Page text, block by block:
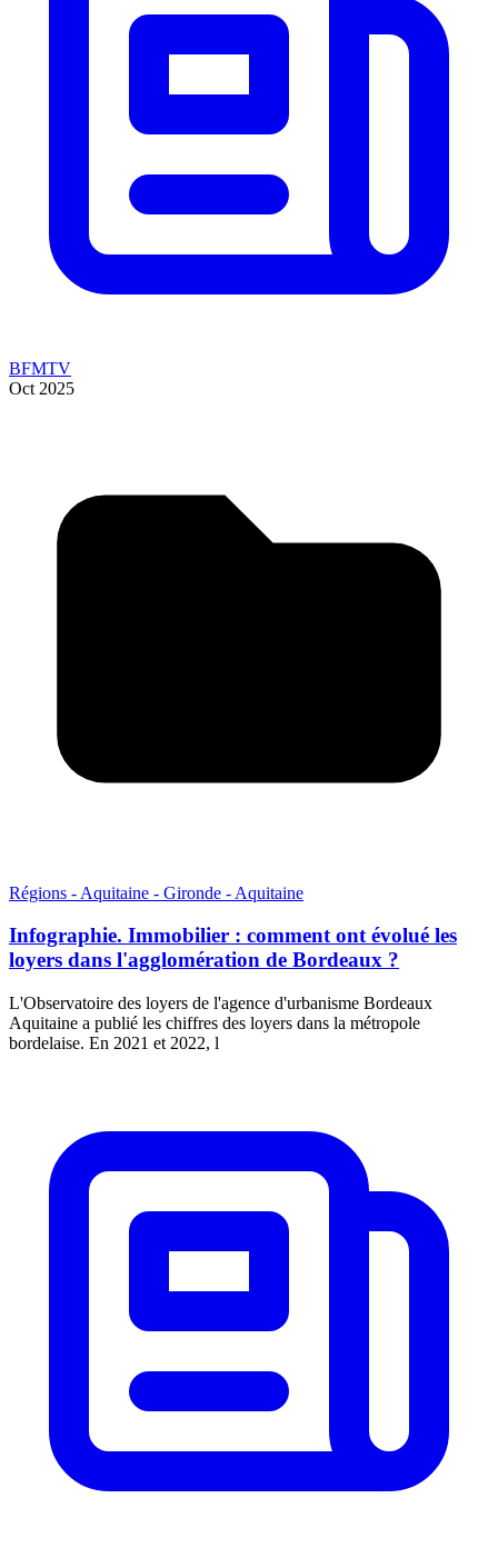
BFMTV
Oct 2025
Régions - Aquitaine - Gironde - Aquitaine
Infographie. Immobilier : comment ont évolué les
loyers dans l'agglomération de Bordeaux ?
L'Observatoire des loyers de l'agence d'urbanisme Bordeaux
Aquitaine a publié les chiffres des loyers dans la métropole
bordelaise. En 2021 et 2022, l